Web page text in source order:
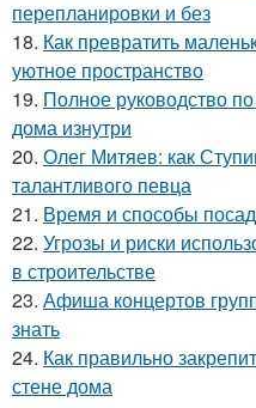
перепланировки и без
18. Как превратить
уютное пространство
19. Полное руководство
дома изнутри
20. Олег Митяев: как
талантливого певца
21. Время и способы
22. Угрозы и риски
в строительстве
23. Афиша концертов
знать
24. Как правильно
стене дома